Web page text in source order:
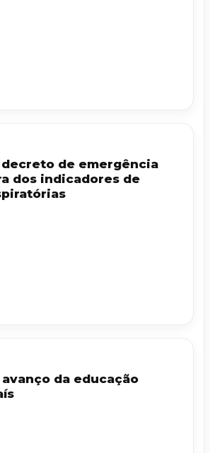
decreto de emergência
dos indicadores de
da educação